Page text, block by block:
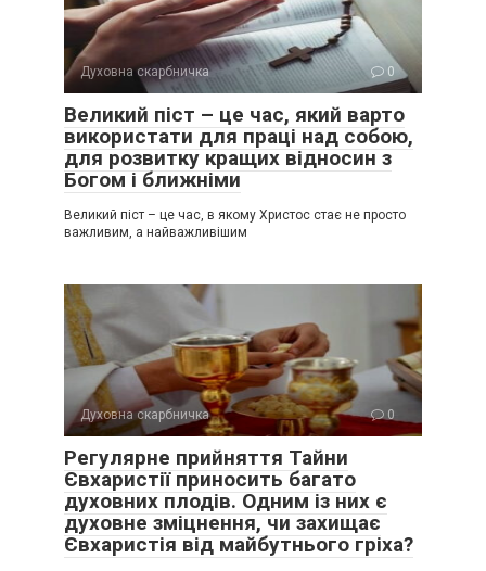
Духовна скарбничка 0
Великий піст – це час, який варто
використати для праці над собою,
для розвитку кращих відносин з
Богом і ближніми
Великий піст – це час, в якому Христос стає не просто
важливим, а найважливішим
Духовна скарбничка 0
Регулярне прийняття Тайни
Євхаристії приносить багато
духовних плодів. Одним із них є
духовне зміцнення, чи захищає
Євхаристія від майбутнього гріха?